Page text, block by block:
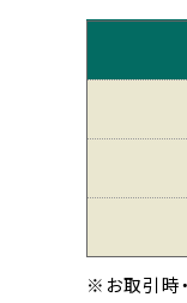
※お取引時